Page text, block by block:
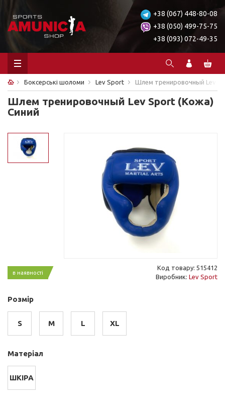
+38 (067) 448-80-08
+38 (050) 499-75-75
+38 (093) 072-49-35
Боксерські шоломи Lev Sport Шлем тренировочный Lev
Шлем тренировочный Lev Sport (Кожа)
Синий
в наявності
Код товару: 515412
Виробник: Lev Sport
Розмір
S M L XL
Матеріал
ШКІРА